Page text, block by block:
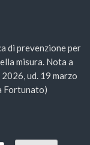
di prevenzione per
misura. Nota a
2026, ud. 19 marzo
Fortunato)